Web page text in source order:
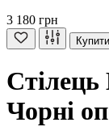
3 180 грн
Купити
Чорні